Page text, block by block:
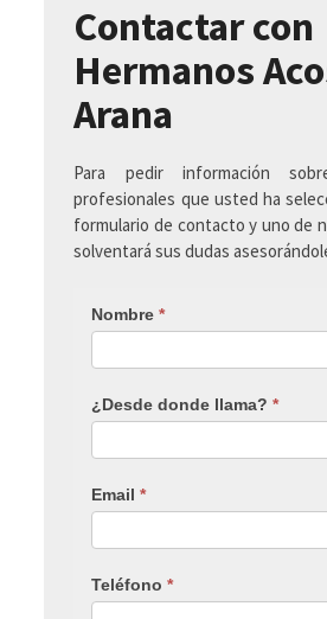
Contactar con
Hermanos
Arana
Para pedir información
profesionales que usted ha
formulario de contacto y uno de
solventará sus dudas
Nombre*
¿Desde donde llama?*
Email*
Teléfono*